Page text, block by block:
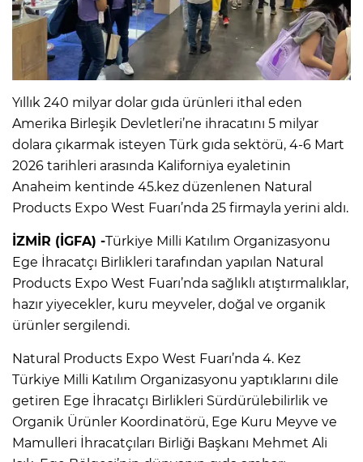
Yıllık 240 milyar dolar gıda ürünleri ithal eden
Amerika Birleşik Devletleri’ne ihracatını 5 milyar
dolara çıkarmak isteyen Türk gıda sektörü, 4-6 Mart
2026 tarihleri arasında Kaliforniya eyaletinin
Anaheim kentinde 45.kez düzenlenen Natural
Products Expo West Fuarı’nda 25 firmayla yerini aldı.
İZMİR (İGFA) -Türkiye Milli Katılım Organizasyonu
Ege İhracatçı Birlikleri tarafından yapılan Natural
Products Expo West Fuarı’nda sağlıklı atıştırmalıklar,
hazır yiyecekler, kuru meyveler, doğal ve organik
ürünler sergilendi.
Natural Products Expo West Fuarı’nda 4. Kez
Türkiye Milli Katılım Organizasyonu yaptıklarını dile
getiren Ege İhracatçı Birlikleri Sürdürülebilirlik ve
Organik Ürünler Koordinatörü, Ege Kuru Meyve ve
Mamulleri İhracatçıları Birliği Başkanı Mehmet Ali